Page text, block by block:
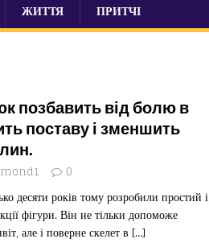
ЖИТТЯ ПРИТЧІ
позбавить від болю в
поставу і зменшить
0
десяти років тому розробили простий і
фігури. Він не тільки допоможе
але і поверне скелет в […]